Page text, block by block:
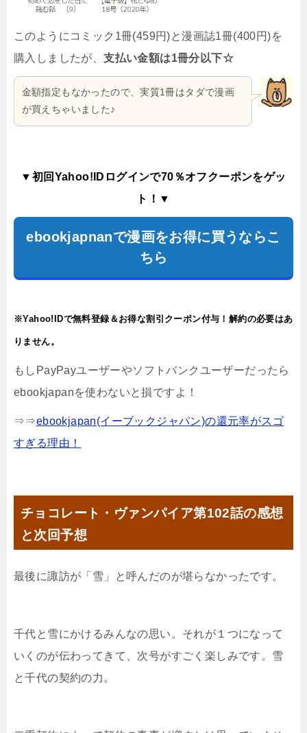
このようにコミック1冊(459円)と漫画誌1冊(400円)を
購入しましたが、支払い金額は1冊分以下☆
金額指定もなかったので、実質1冊はタダで漫画
が買えちゃいました♪
▼初回Yahoo!IDログインで70％オフクーポンをゲッ
ト！▼
ebookjapnanで漫画をお得に買うならこ
ちら
※Yahoo!IDで無料登録＆お得な割引クーポン付与！解約の必要はあ
りません。
もしPayPayユーザーやソフトバンクユーザーだったら
ebookjapanを使わないと損ですよ！
⇒⇒ebookjapan(イーブックジャパン)の還元率がスゴ
すぎる理由！
チョコレート・ヴァンパイア第102話の感想
と次回予想
最後に諏訪が「雪」と呼んだのが堪らなかったです。
千代と雪にかけるみんなの思い。それが１つになって
いくのが伝わってきて、次号がすごく楽しみです。雪
と千代の契約の力。